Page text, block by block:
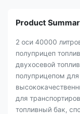
Product
2 оси 40000
полуприцеп
двухосевой
полуприцепом
для
топливный бак,